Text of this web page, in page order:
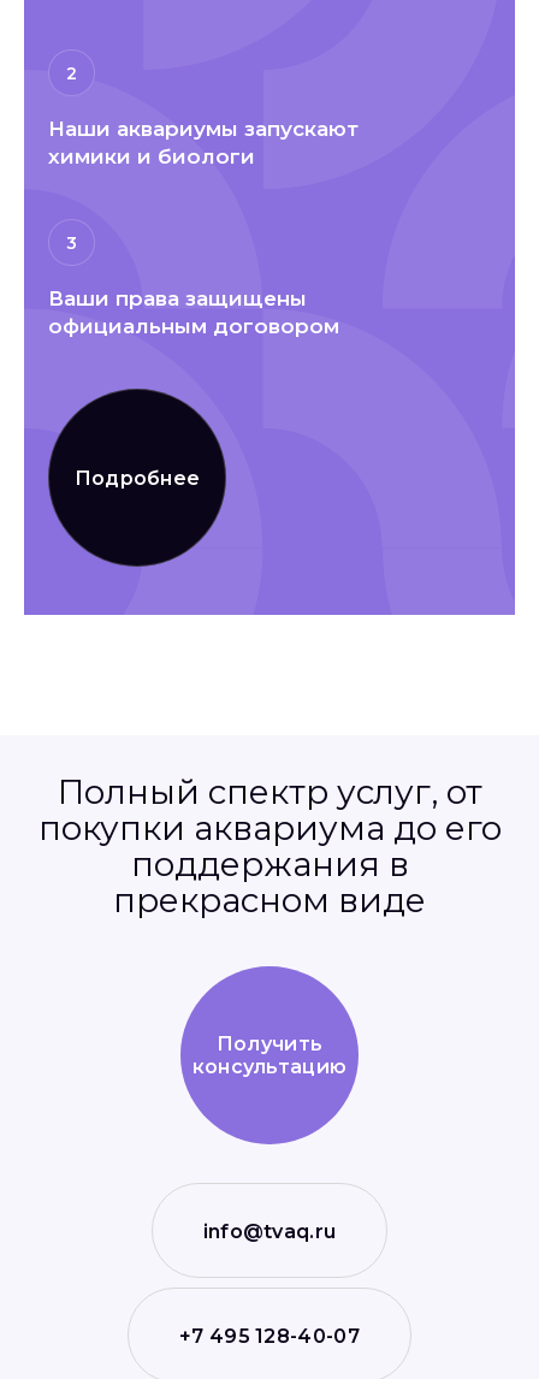
2
Наши аквариумы запускают
химики и биологи
3
Ваши права защищены
официальным договором
Подробнее
Полный спектр услуг, от
покупки аквариума до его
поддержания в
прекрасном виде
Получить
консультацию
info@tvaq.ru
+7 495 128-40-07